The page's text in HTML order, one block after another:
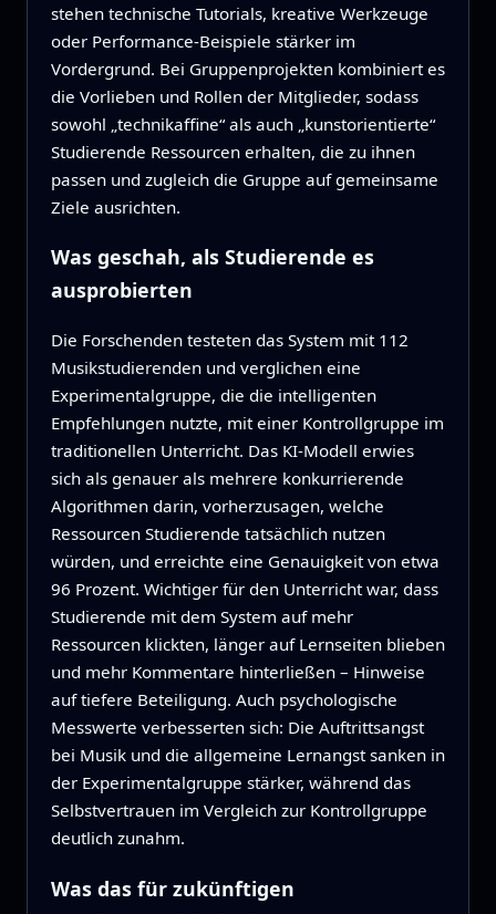
stehen technische Tutorials, kreative Werkzeuge
oder Performance-Beispiele stärker im
Vordergrund. Bei Gruppenprojekten kombiniert es
die Vorlieben und Rollen der Mitglieder, sodass
sowohl „technikaffine“ als auch „kunstorientierte“
Studierende Ressourcen erhalten, die zu ihnen
passen und zugleich die Gruppe auf gemeinsame
Ziele ausrichten.
Was geschah, als Studierende es
ausprobierten
Die Forschenden testeten das System mit 112
Musikstudierenden und verglichen eine
Experimentalgruppe, die die intelligenten
Empfehlungen nutzte, mit einer Kontrollgruppe im
traditionellen Unterricht. Das KI-Modell erwies
sich als genauer als mehrere konkurrierende
Algorithmen darin, vorherzusagen, welche
Ressourcen Studierende tatsächlich nutzen
würden, und erreichte eine Genauigkeit von etwa
96 Prozent. Wichtiger für den Unterricht war, dass
Studierende mit dem System auf mehr
Ressourcen klickten, länger auf Lernseiten blieben
und mehr Kommentare hinterließen – Hinweise
auf tiefere Beteiligung. Auch psychologische
Messwerte verbesserten sich: Die Auftrittsangst
bei Musik und die allgemeine Lernangst sanken in
der Experimentalgruppe stärker, während das
Selbstvertrauen im Vergleich zur Kontrollgruppe
deutlich zunahm.
Was das für zukünftigen